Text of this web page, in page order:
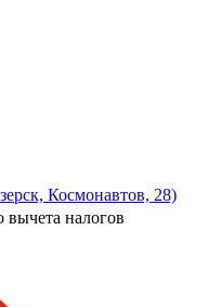
Космонавтов, 28)
вычета налогов